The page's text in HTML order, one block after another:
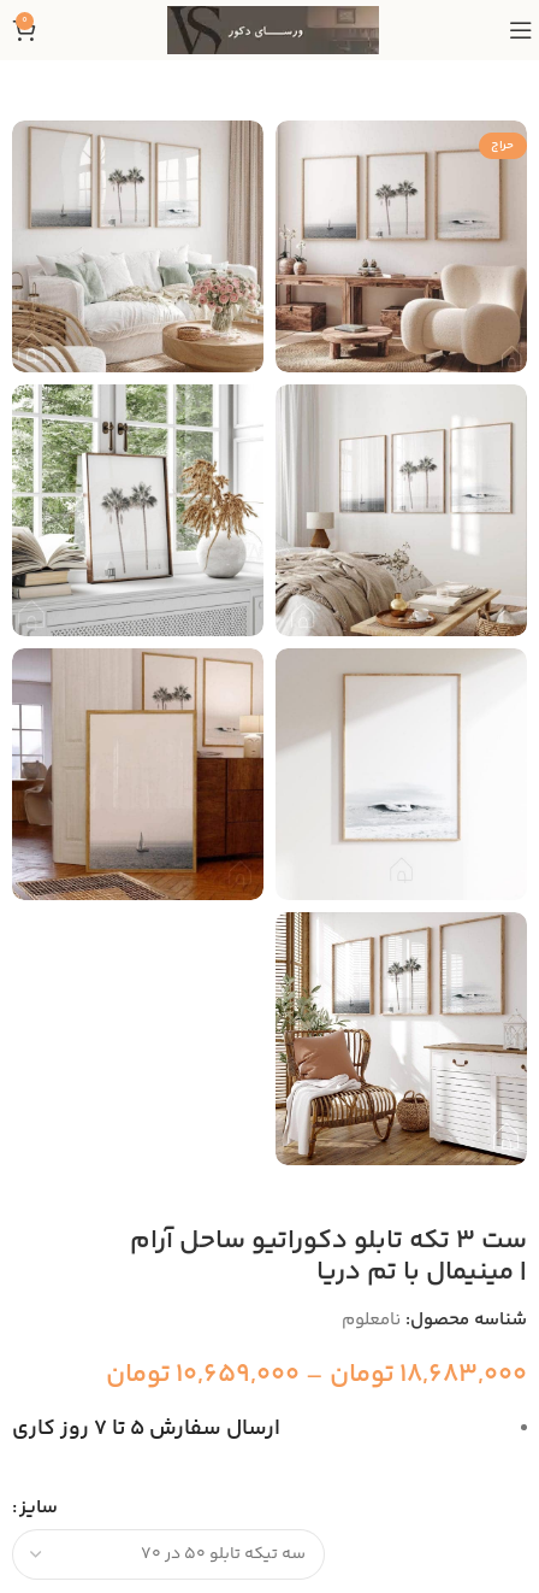
0
حراج
ست ۳ تکه تابلو دکوراتیو ساحل آرام
| مینیمال با تم دریا
شناسه محصول: نامعلوم
18,683,000تومان –
10,659,000تومان
ارسال سفارش 5 تا 7 روز کاری
سایز